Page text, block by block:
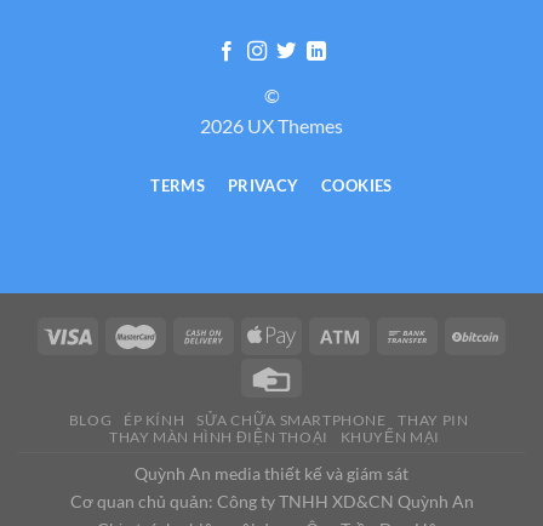
©
2026 UX Themes
TERMS PRIVACY COOKIES
BLOG ÉP KÍNH SỬA CHỮA SMARTPHONE
THAY PIN
THAY MÀN HÌNH ĐIỆN THOẠI
KHUYẾN MẠI
Quỳnh An media thiết kế và giám sát
Cơ quan chủ quản: Công ty TNHH XD&CN Quỳnh An